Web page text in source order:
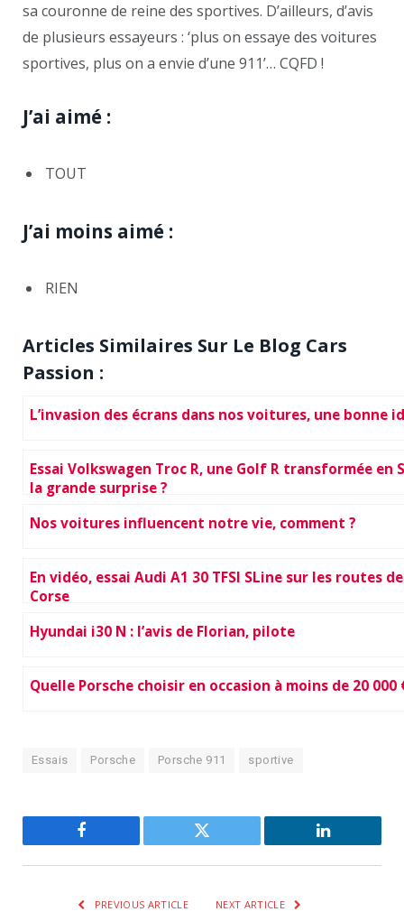
sa couronne de reine des sportives. D’ailleurs, d’avis
de plusieurs essayeurs : ‘plus on essaye des voitures
sportives, plus on a envie d’une 911’… CQFD !
J’ai aimé :
TOUT
J’ai moins aimé :
RIEN
Articles Similaires Sur Le Blog Cars
Passion :
L’invasion des écrans dans nos voitures, une bonne
Essai Volkswagen Troc R, une Golf R transformée en
la grande surprise ?
Nos voitures influencent notre vie, comment ?
En vidéo, essai Audi A1 30 TFSI SLine sur les routes de
Corse
Hyundai i30 N : l’avis de Florian, pilote
Quelle Porsche choisir en occasion à moins de 20 000
Essais Porsche Porsche 911 sportive
Facebook Twitter LinkedIn
PREVIOUS ARTICLE NEXT ARTICLE